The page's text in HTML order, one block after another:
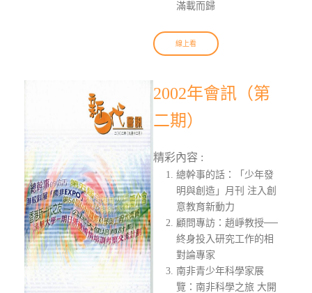
滿載而歸
線上看
2002年會訊（第
二期）
精彩內容 :
總幹事的話：「少年發
明與創造」月刊 注入創
意教育新動力
顧問專訪：趙崢教授──
終身投入研究工作的相
對論專家
南非青少年科學家展
覽：南非科學之旅 大開